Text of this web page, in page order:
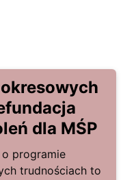
dla MŚP
programie
trudnościach to